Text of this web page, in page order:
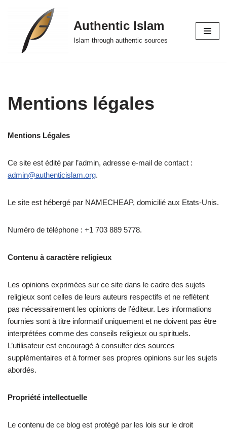
content
Authentic Islam
Islam through authentic sources
Mentions légales
Mentions Légales
Ce site est édité par l’admin, adresse e-mail de contact :
admin@authenticislam.org.
Le site est hébergé par NAMECHEAP, domicilié aux Etats-Unis.
Numéro de téléphone : +1 703 889 5778.
Contenu à caractère religieux
Les opinions exprimées sur ce site dans le cadre des sujets
religieux sont celles de leurs auteurs respectifs et ne reflètent
pas nécessairement les opinions de l’éditeur. Les informations
fournies sont à titre informatif uniquement et ne doivent pas être
interprétées comme des conseils religieux ou spirituels.
L’utilisateur est encouragé à consulter des sources
supplémentaires et à former ses propres opinions sur les sujets
abordés.
Propriété intellectuelle
Le contenu de ce blog est protégé par les lois sur le droit